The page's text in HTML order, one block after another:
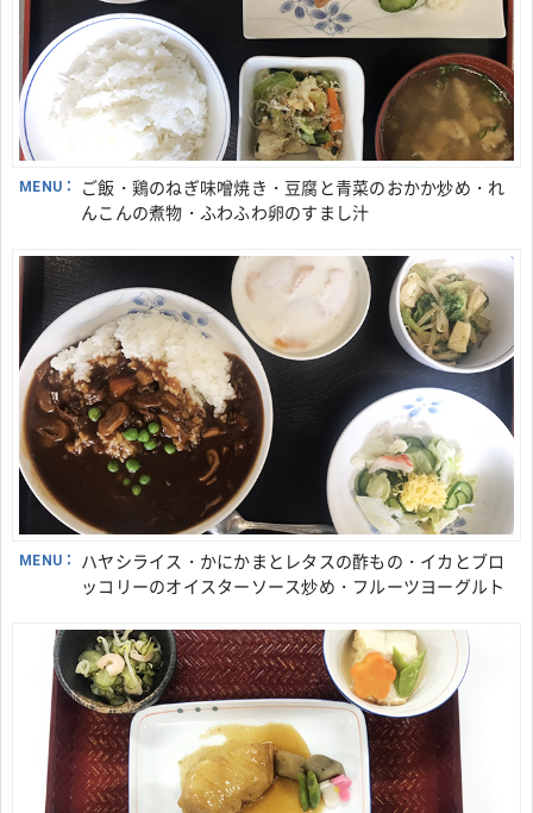
MENU：
ご飯・鶏のねぎ味噌焼き・豆腐と青菜のおかか炒め・れ
んこんの煮物・ふわふわ卵のすまし汁
MENU：
ハヤシライス・かにかまとレタスの酢もの・イカとブロ
ッコリーのオイスターソース炒め・フルーツヨーグルト